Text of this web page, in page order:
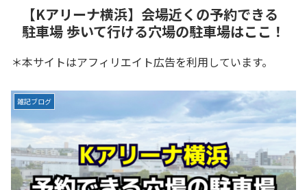
【Kアリーナ横浜】会場近くの予約できる
駐車場 歩いて行ける穴場の駐車場はここ！
＊本サイトはアフィリエイト広告を利用しています。
雑記ブログ